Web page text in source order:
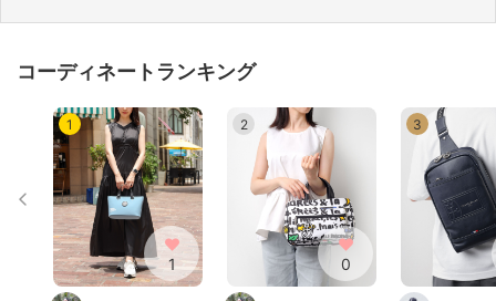
コーディネートランキング
1
1
0
2 3